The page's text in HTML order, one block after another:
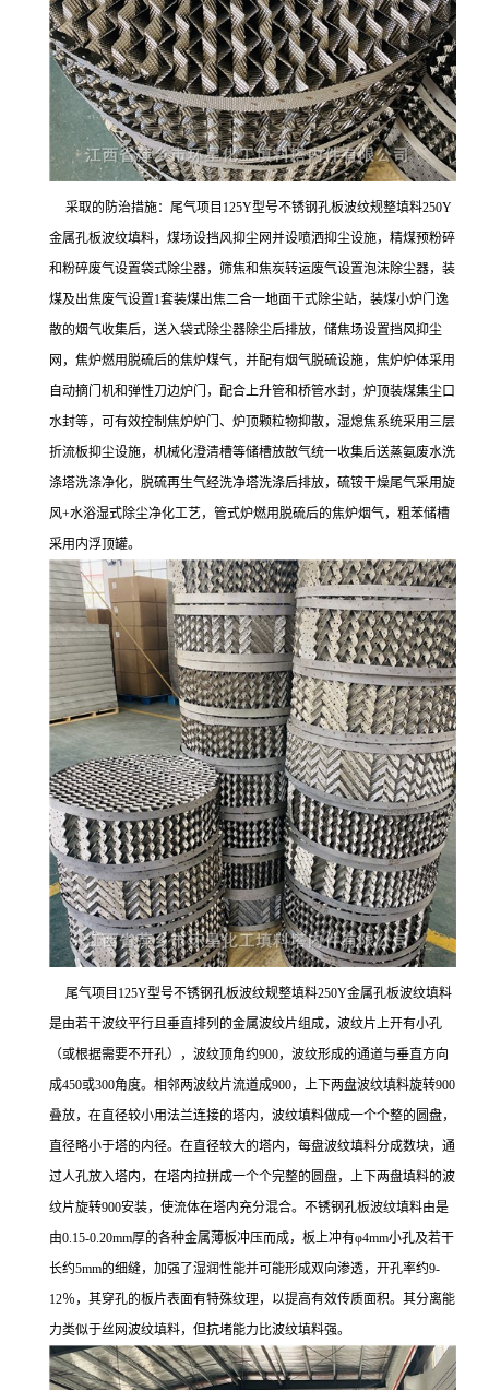
采取的防治措施：尾气项目125Y型号不锈钢孔板波纹规整填料250Y
金属孔板波纹填料，煤场设挡风抑尘网并设喷洒抑尘设施，精煤预粉碎
和粉碎废气设置袋式除尘器，筛焦和焦炭转运废气设置泡沫除尘器，装
煤及出焦废气设置1套装煤出焦二合一地面干式除尘站，装煤小炉门逸
散的烟气收集后，送入袋式除尘器除尘后排放，储焦场设置挡风抑尘
网，焦炉燃用脱硫后的焦炉煤气，并配有烟气脱硫设施，焦炉炉体采用
自动摘门机和弹性刀边炉门，配合上升管和桥管水封，炉顶装煤集尘口
水封等，可有效控制焦炉炉门、炉顶颗粒物抑散，湿熄焦系统采用三层
折流板抑尘设施，机械化澄清槽等储槽放散气统一收集后送蒸氨废水洗
涤塔洗涤净化，脱硫再生气经洗净塔洗涤后排放，硫铵干燥尾气采用旋
风+水浴湿式除尘净化工艺，管式炉燃用脱硫后的焦炉烟气，粗苯储槽
采用内浮顶罐。
尾气项目125Y型号不锈钢孔板波纹规整填料250Y金属孔板波纹填料
是由若干波纹平行且垂直排列的金属波纹片组成，波纹片上开有小孔
（或根据需要不开孔），波纹顶角约900，波纹形成的通道与垂直方向
成450或300角度。相邻两波纹片流道成900，上下两盘波纹填料旋转900
叠放，在直径较小用法兰连接的塔内，波纹填料做成一个个整的圆盘，
直径略小于塔的内径。在直径较大的塔内，每盘波纹填料分成数块，通
过人孔放入塔内，在塔内拉拼成一个个完整的圆盘，上下两盘填料的波
纹片旋转900安装，使流体在塔内充分混合。不锈钢孔板波纹填料由是
由0.15-0.20mm厚的各种金属薄板冲压而成，板上冲有φ4mm小孔及若干
长约5mm的细缝，加强了湿润性能并可能形成双向渗透，开孔率约9-
12％，其穿孔的板片表面有特殊纹理，以提高有效传质面积。其分离能
力类似于丝网波纹填料，但抗堵能力比波纹填料强。